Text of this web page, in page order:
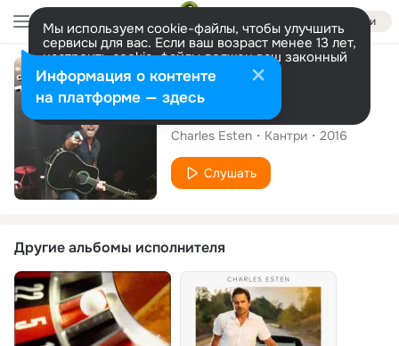
Войти
Мы используем cookie-файлы, чтобы улучшить
сервисы для вас. Если ваш возраст менее 13 лет,
настроить cookie-файлы должен ваш законный
представитель. Больше информации
Разрешить все Настроить
Сингл
This Town Is Ours
Charles Esten Кантри 2016
Слушать
Другие альбомы исполнителя
Информация о контенте
на платформе — здесь